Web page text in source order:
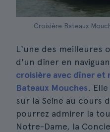
Croisière Bateaux
L'une des meilleures
d'un dîner en
croisière avec dîner et
Bateaux Mouches.
sur la Seine au cours
pourrez admirer la
Notre-Dame, la